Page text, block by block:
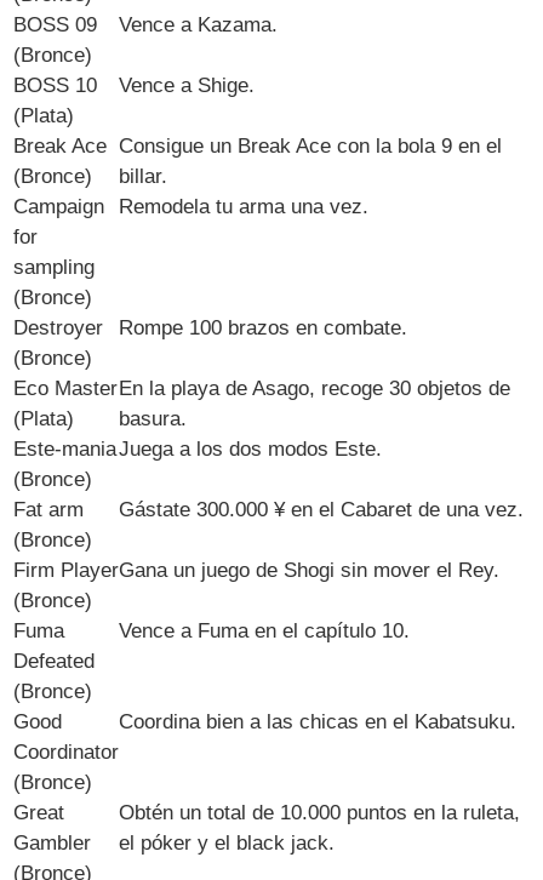
BOSS 09
(Bronce)
Vence a Kazama.
BOSS 10
(Plata)
Vence a Shige.
Break Ace
(Bronce)
Consigue un Break Ace con la bola 9 en el
billar.
Campaign
for
sampling
(Bronce)
Remodela tu arma una vez.
Destroyer
(Bronce)
Rompe 100 brazos en combate.
Eco Master
(Plata)
En la playa de Asago, recoge 30 objetos de
basura.
Este-mania
(Bronce)
Juega a los dos modos Este.
Fat arm
(Bronce)
Gástate 300.000 ¥ en el Cabaret de una vez.
Firm Player
(Bronce)
Gana un juego de Shogi sin mover el Rey.
Fuma
Defeated
(Bronce)
Vence a Fuma en el capítulo 10.
Good
Coordinator
(Bronce)
Coordina bien a las chicas en el Kabatsuku.
Great
Gambler
(Bronce)
Obtén un total de 10.000 puntos en la ruleta,
el póker y el black jack.